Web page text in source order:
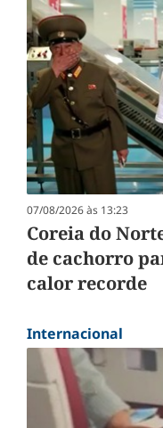
07/08/2026 às 13:23
Coreia do
de cachorro
calor recorde
Internacional